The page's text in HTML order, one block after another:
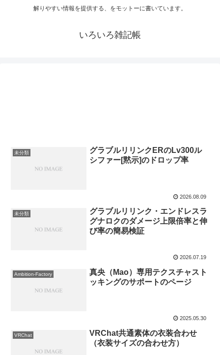
解りやすい情報を提供する、をモットーに書いています。
いろいろ雑記帳
未分類
グラブルリリンクERのLv300ル
シファー[黙示]のドロップ率
2026.08.09
未分類
グラブルリリンク・エンドレスラ
グナロクのダメージ上限倍率と伸
び率の簡易検証
2026.07.19
Ambition-Factory
真央（Mao）専用テクスチャスト
ッキングのサポートのページ
2025.05.30
VRChat
VRChat共通素体の衣装合わせ
（衣装サイズの合わせ方）